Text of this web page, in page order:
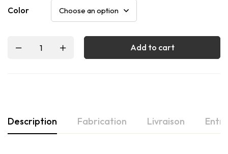
Color
Add to cart
Description Fabrication Livraison